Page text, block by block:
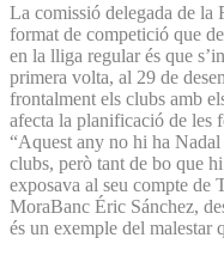
La comissió delegada de la
format de competició que
en la lliga regular és que
primera volta, al 29 de
frontalment els clubs amb
afecta la planificació de les
“Aquest any no hi ha
clubs, però tant de bo que
exposava al seu compte
MoraBanc Éric Sánchez,
és un exemple del malestar